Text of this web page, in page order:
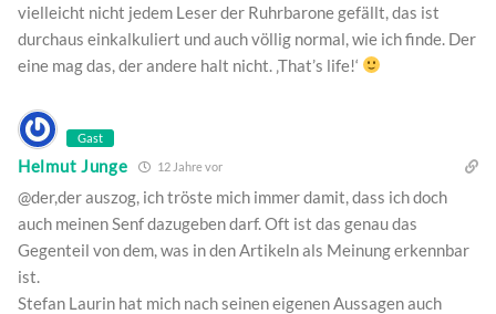
vielleicht nicht jedem Leser der Ruhrbarone gefällt, das ist
durchaus einkalkuliert und auch völlig normal, wie ich finde. Der
eine mag das, der andere halt nicht. ‚That’s life!‘
Gast
Helmut Junge 12 Jahre vor
@der,der auszog, ich tröste mich immer damit, dass ich doch
auch meinen Senf dazugeben darf. Oft ist das genau das
Gegenteil von dem, was in den Artikeln als Meinung erkennbar
ist.
Stefan Laurin hat mich nach seinen eigenen Aussagen auch